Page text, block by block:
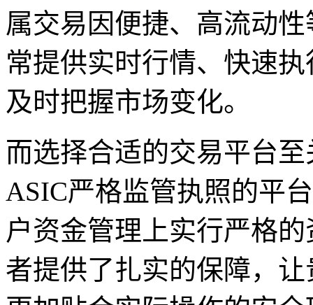
属交易因便捷、高流动
常提供实时行情、快速
及时把握市场变化。
而选择合适的交易平台
ASIC严格监管执照的平
户资金管理上实行严格
者提供了扎实的保障，